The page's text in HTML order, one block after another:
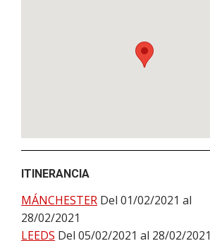
ITINERANCIA
MÁNCHESTER Del 01/02/2021 al
28/02/2021
LEEDS Del 05/02/2021 al 28/02/2021